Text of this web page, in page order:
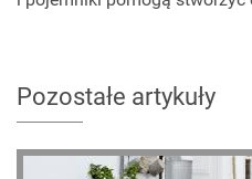
Pozostałe artykuły